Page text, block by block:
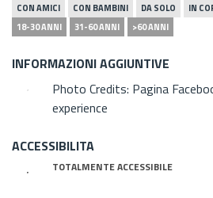
CON AMICI CON BAMBINI DA SOLO IN
18-30 ANNI
31-60 ANNI >60 ANNI
INFORMAZIONI AGGIUNTIVE
Photo Credits: Pagina
experience
ACCESSIBILITA
TOTALMENTE ACCESSIBILE